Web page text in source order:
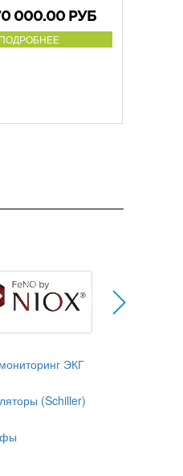
000.00 РУБ
ПОДРОБНЕЕ
ЭКГ
(Schiller)